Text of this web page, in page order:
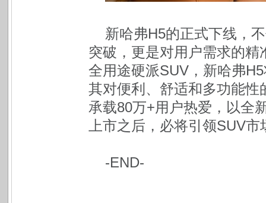
新哈弗H5的正式下线，
突破，更是对用户需求的
全用途硬派SUV，新哈弗
其对便利、舒适和多功能
承载80万+用户热爱，以全
上市之后，必将引领SUV
-END-